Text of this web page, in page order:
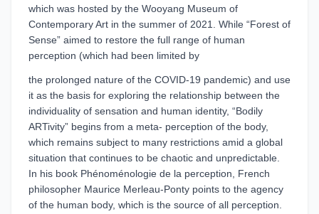
which was hosted by the Wooyang Museum of
Contemporary Art in the summer of 2021. While “Forest of
Sense” aimed to restore the full range of human
perception (which had been limited by
the prolonged nature of the COVID-19 pandemic) and use
it as the basis for exploring the relationship between the
individuality of sensation and human identity, “Bodily
ARTivity” begins from a meta- perception of the body,
which remains subject to many restrictions amid a global
situation that continues to be chaotic and unpredictable.
In his book Phénoménologie de la perception, French
philosopher Maurice Merleau-Ponty points to the agency
of the human body, which is the source of all perception.